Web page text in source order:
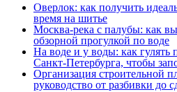
Оверлок: как получить
время на шитье
Москва‑река с палубы: как
обзорной прогулкой по воде
На воде и у воды: как гулять
Санкт‑Петербурга, чтобы
Организация строительной
руководство от разбивки до